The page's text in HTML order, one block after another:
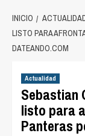
INICIO
LISTO PARA
DATEANDO.COM
Actualidad
Sebastian
listo para
Panteras